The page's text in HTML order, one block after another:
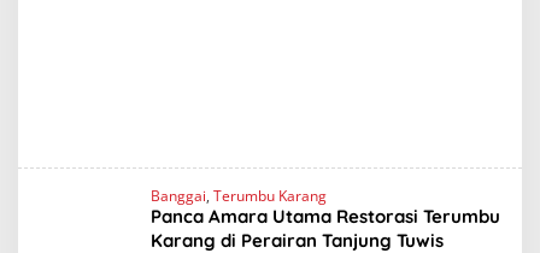
Banggai, Terumbu Karang
Panca Amara Utama Restorasi Terumbu
Karang di Perairan Tanjung Tuwis